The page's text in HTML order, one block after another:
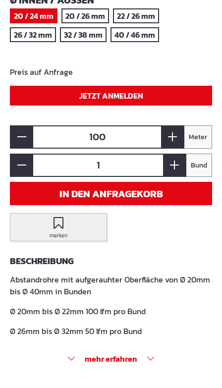
20 / 24 mm 20 / 26 mm
22 / 26 mm
26 / 32 mm
32 / 38 mm 40 / 46 mm
Preis auf Anfrage
JETZT ANMELDEN
Meter
Bund
IN DEN ANFRAGEKORB
merken
BESCHREIBUNG
Abstandrohre mit aufgerauhter Oberfläche von Ø 20mm
bis Ø 40mm in Bunden
Ø 20mm bis Ø 22mm 100 lfm pro Bund
Ø 26mm bis Ø 32mm 50 lfm pro Bund
mehr erfahren